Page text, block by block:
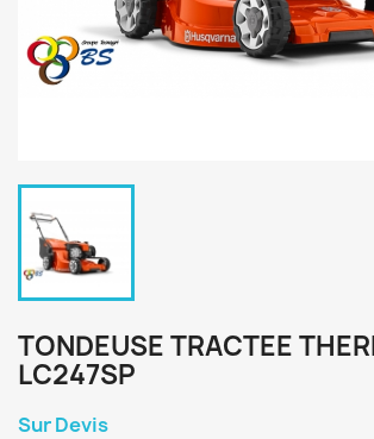
TONDEUSE TRACTEE
LC247SP
Sur Devis